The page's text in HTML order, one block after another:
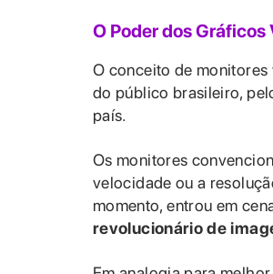
O Poder dos Gráficos
O conceito de
do público brasileiro,
país.
Os monitores
velocidade ou a
momento, entrou em
revolucionário de